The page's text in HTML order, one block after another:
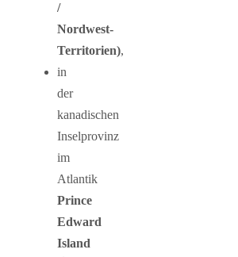
/
Nordwest-
Territorien),
in
der
kanadischen
Inselprovinz
im
Atlantik
Prince
Edward
Island